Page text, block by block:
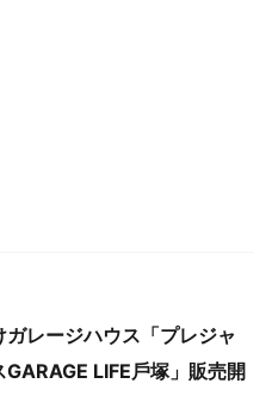
レージハウス「プレジャ
LIFE⼾塚」販売開